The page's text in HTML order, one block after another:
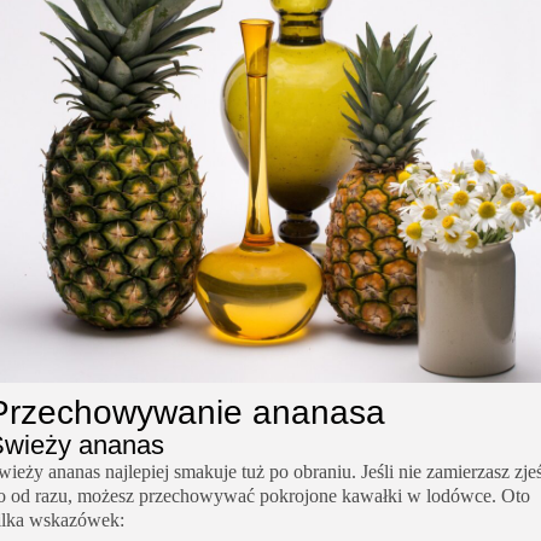
ananasa
ananas
ananas najlepiej smakuje tuż po obraniu. Jeśli nie zamierzasz
od razu, możesz przechowywać pokrojone kawałki w lodówce. Oto
wskazówek: